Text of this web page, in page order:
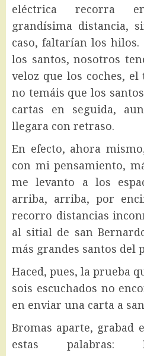
eléctrica recorra
grandísima distancia,
caso, faltarían los
los santos, nosotros
veloz que los coches,
no temáis que los
cartas en seguida,
llegara con retraso.
En efecto, ahora
con mi pensamiento,
me levanto a los
arriba, arriba, por
recorro distancias
al sitial de san
más grandes santos del
Haced, pues, la prueba
sois escuchados no
en enviar una carta a
Bromas aparte, grabad
estas palabras: